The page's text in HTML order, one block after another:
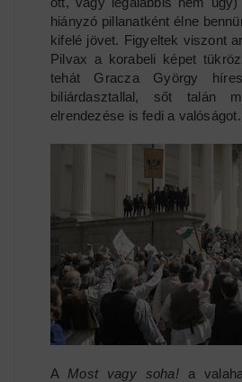
hiányzó pillanatként élne
kifelé jövet. Figyeltek viszont
Pilvax a korabeli képet
tehát Gracza György
biliárdasztallal, sőt talán
elrendezése is fedi a valóságot.
A Most vagy soha!a valaha